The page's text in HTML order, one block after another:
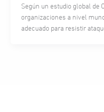
Según un estudio global de
organizaciones a nivel
adecuado para resistir